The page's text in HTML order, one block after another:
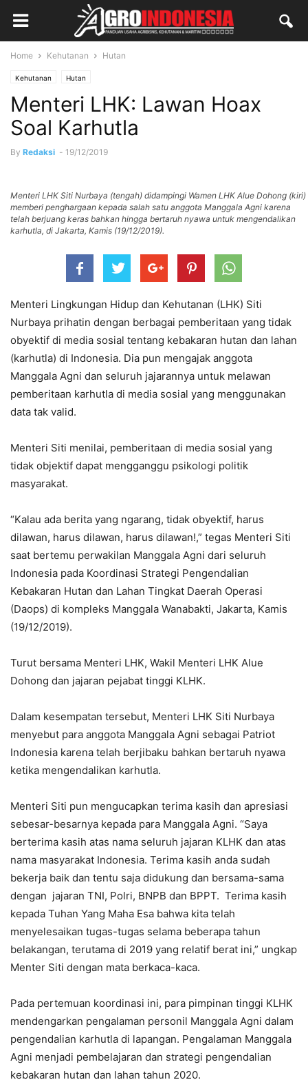
Home Kehutanan Hutan
Kehutanan Hutan
Menteri LHK: Lawan Hoax
Soal Karhutla
By Redaksi - 19/12/2019
Menteri LHK Siti Nurbaya (tengah) didampingi Wamen LHK Alue Dohong (kiri)
memberi penghargaan kepada salah satu anggota Manggala Agni karena
telah berjuang keras bahkan hingga bertaruh nyawa untuk mengendalikan
karhutla, di Jakarta, Kamis (19/12/2019).
Menteri Lingkungan Hidup dan Kehutanan (LHK) Siti
Nurbaya prihatin dengan berbagai pemberitaan yang tidak
obyektif di media sosial tentang kebakaran hutan dan lahan
(karhutla) di Indonesia. Dia pun mengajak anggota
Manggala Agni dan seluruh jajarannya untuk melawan
pemberitaan karhutla di media sosial yang menggunakan
data tak valid.
Menteri Siti menilai, pemberitaan di media sosial yang
tidak objektif dapat mengganggu psikologi politik
masyarakat.
“Kalau ada berita yang ngarang, tidak obyektif, harus
dilawan, harus dilawan, harus dilawan!,” tegas Menteri Siti
saat bertemu perwakilan Manggala Agni dari seluruh
Indonesia pada Koordinasi Strategi Pengendalian
Kebakaran Hutan dan Lahan Tingkat Daerah Operasi
(Daops) di kompleks Manggala Wanabakti, Jakarta, Kamis
(19/12/2019).
Turut bersama Menteri LHK, Wakil Menteri LHK Alue
Dohong dan jajaran pejabat tinggi KLHK.
Dalam kesempatan tersebut, Menteri LHK Siti Nurbaya
menyebut para anggota Manggala Agni sebagai Patriot
Indonesia karena telah berjibaku bahkan bertaruh nyawa
ketika mengendalikan karhutla.
Menteri Siti pun mengucapkan terima kasih dan apresiasi
sebesar-besarnya kepada para Manggala Agni. “Saya
berterima kasih atas nama seluruh jajaran KLHK dan atas
nama masyarakat Indonesia. Terima kasih anda sudah
bekerja baik dan tentu saja didukung dan bersama-sama
dengan jajaran TNI, Polri, BNPB dan BPPT. Terima kasih
kepada Tuhan Yang Maha Esa bahwa kita telah
menyelesaikan tugas-tugas selama beberapa tahun
belakangan, terutama di 2019 yang relatif berat ini,” ungkap
Menter Siti dengan mata berkaca-kaca.
Pada pertemuan koordinasi ini, para pimpinan tinggi KLHK
mendengarkan pengalaman personil Manggala Agni dalam
pengendalian karhutla di lapangan. Pengalaman Manggala
Agni menjadi pembelajaran dan strategi pengendalian
kebakaran hutan dan lahan tahun 2020.